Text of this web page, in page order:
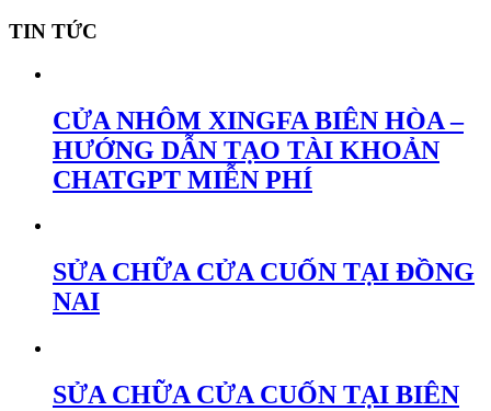
TIN TỨC
CỬA NHÔM XINGFA BIÊN HÒA –
HƯỚNG DẪN TẠO TÀI KHOẢN
CHATGPT MIỄN PHÍ
SỬA CHỮA CỬA CUỐN TẠI ĐỒNG
NAI
SỬA CHỮA CỬA CUỐN TẠI BIÊN